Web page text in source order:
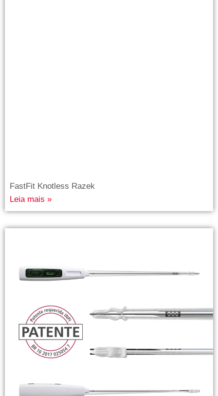
FastFit Knotless Razek
Leia mais »